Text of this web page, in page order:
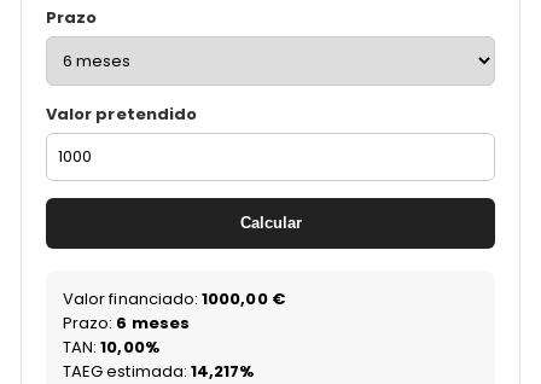
Prazo
Valor pretendido
Calcular
Valor financiado:1000,00 €
Prazo: 6 meses
TAN:10,00%
TAEG estimada: 14,217%